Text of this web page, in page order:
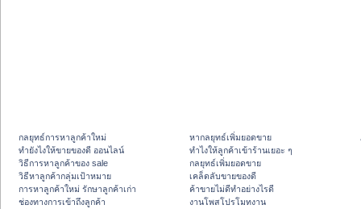
กลยุทธ์การหาลูกค้าใหม่
ทํายังไงให้ขายของดี ออนไลน์
วิธีการหาลูกค้าของ sale
วิธีหาลูกค้ากลุ่มเป้าหมาย
การหาลูกค้าใหม่ รักษาลูกค้าเก่า
ช่องทางการเข้าถึงลูกค้า
หากลยุทธ์เพิ่มยอดขาย
ทําไงให้ลูกค้าเข้าร้านเยอะ ๆ
กลยุทธ์เพิ่มยอดขาย
เคล็ดลับขายของดี
ค้าขายไม่ดีทำอย่างไรดี
งานโพสโปรโมทงาน